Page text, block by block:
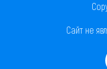
Сайт не